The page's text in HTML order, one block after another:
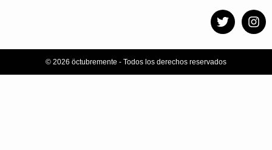
© 2026 öctubremente - Todos los derechos reservados